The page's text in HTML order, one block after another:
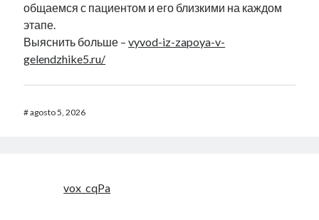
общаемся с пациентом и его близкими на каждом
этапе.
Выяснить больше –vyvod-iz-zapoya-v-
gelendzhike5.ru/
#agosto 5, 2026
vox_cqPa